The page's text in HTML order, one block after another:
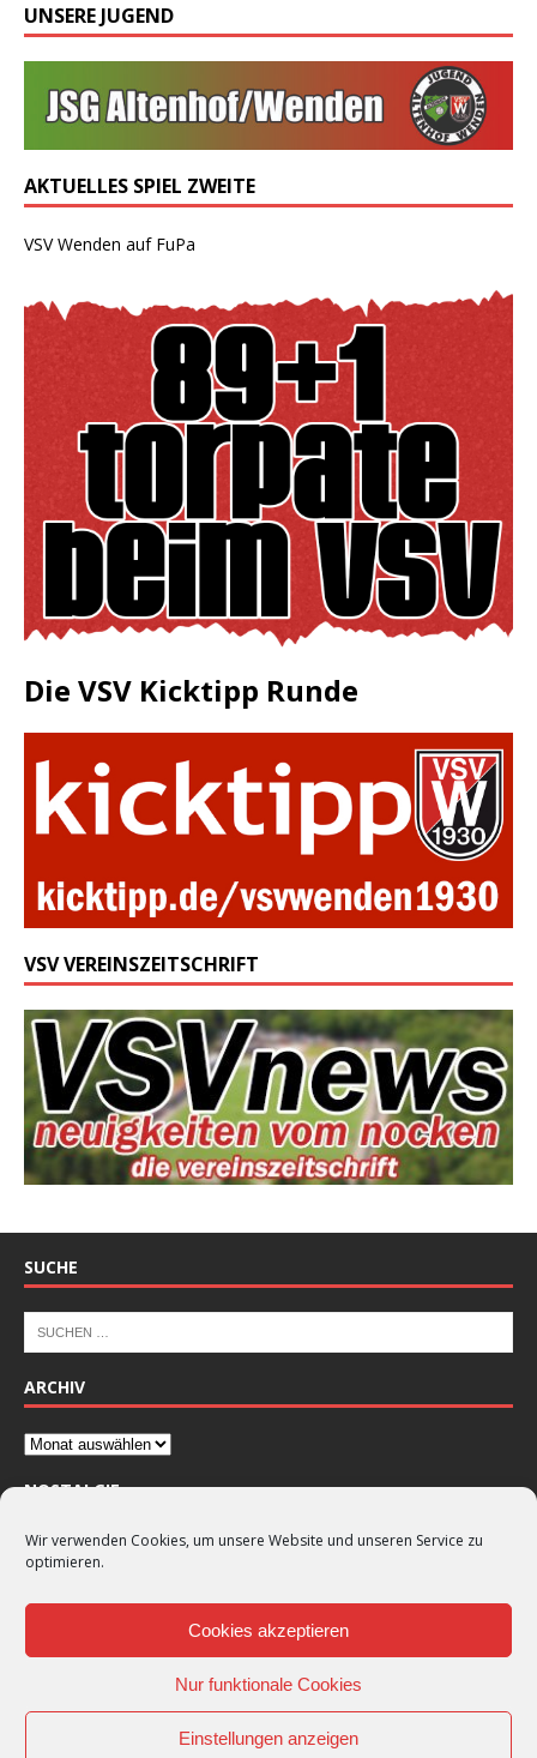
Wir verwenden Cookies, um unsere Website und unseren Service zu
optimieren.
Cookies akzeptieren
Nur funktionale Cookies
Einstellungen anzeigen
UNSERE JUGEND
AKTUELLES SPIEL ZWEITE
VSV Wenden auf FuPa
Die VSV Kicktipp Runde
VSV VEREINSZEITSCHRIFT
SUCHE
ARCHIV
NOSTALGIE